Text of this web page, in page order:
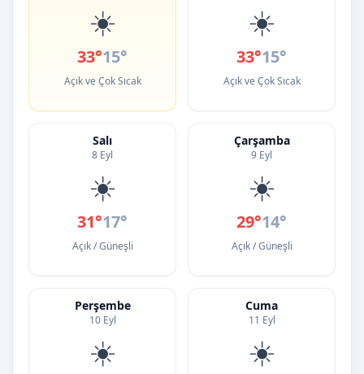
☀️
33°15°
Açık ve Çok Sıcak
☀️
33°15°
Açık ve Çok Sıcak
Salı
8 Eyl
☀️
31°17°
Açık / Güneşli
Çarşamba
9 Eyl
☀️
29°14°
Açık / Güneşli
Perşembe
10 Eyl
☀️
Cuma
11 Eyl
☀️